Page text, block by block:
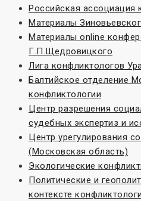
Российская ассоциация
Материалы
Материалы online
Г.П.Щедровицкого
Лига конфликтологов
Балтийское отделение
конфликтологии
Центр разрешения
судебных экспертиз и
Центр урегулирования
(Московская область)
Экологические
Политические и
контексте